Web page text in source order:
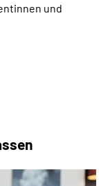
und